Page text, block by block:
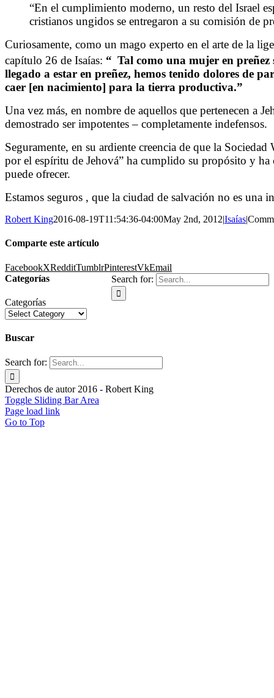
“En el cumplimiento moderno, un resto del Israel
cristianos ungidos se entregaron a su comisión de
Curiosamente, como un mago experto en el arte de la
capítulo 26 de Isaías: “ Tal como una mujer en preñez
llegado a estar en preñez, hemos tenido dolores de
caer [en nacimiento] para la tierra productiva.”
Una vez más, en nombre de aquellos que pertenecen a
demostrado ser impotentes – completamente indefensos.
Seguramente, en su ardiente creencia de que la
por el espíritu de Jehová” ha cumplido su propósito y
puede ofrecer.
Estamos seguros , que la ciudad de salvación no es una
Robert King2016-08-19T11:54:36-04:00May 2nd, 2012|Isaías|
Comparte este artículo
FacebookXRedditTumblrPinterestVkEmail
Search for:
Categorías
Categorías
Buscar
Search for:
Derechos de autor 2016 - Robert King
Toggle Sliding Bar Area
Page load link
Go to Top